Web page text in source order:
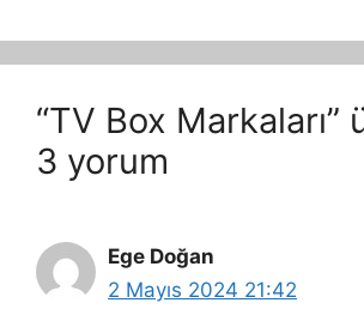
“TV Box Markaları”
3 yorum
Ege Doğan
2 Mayıs 2024 21:42